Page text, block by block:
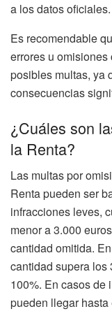
a los datos oficiales.
Es recomendable
errores u
posibles multas, ya
consecuencias
¿Cuáles son
la Renta?
Las multas por
Renta pueden ser
infracciones leves,
menor a 3.000
cantidad omitida.
cantidad supera los
100%. En casos de
pueden llegar